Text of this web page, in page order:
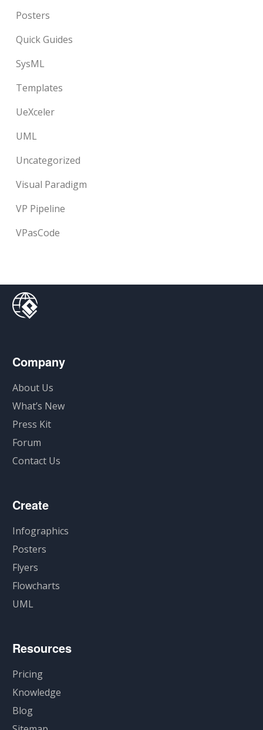
Posters
Quick Guides
SysML
Templates
UeXceler
UML
Uncategorized
Visual Paradigm
VP Pipeline
VPasCode
Company
About Us
What’s New
Press Kit
Forum
Contact Us
Create
Infographics
Posters
Flyers
Flowcharts
UML
Resources
Pricing
Knowledge
Blog